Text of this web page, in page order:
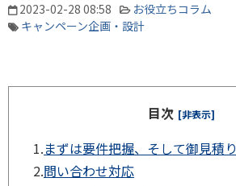
2023-02-28 08:58
お役立ちコラム
キャンペーン企画・設計
目次 [非表示]
1.まずは要件把握、そして御見積り
2.問い合わせ対応